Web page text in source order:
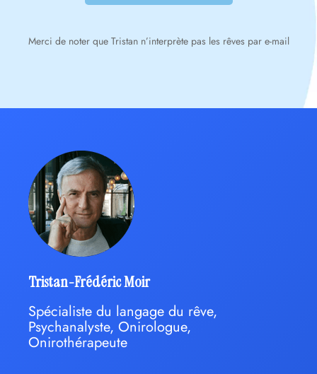
Merci de noter que Tristan n’interprète pas les rêves par e-mail
Tristan-Frédéric Moir
Spécialiste du langage du rêve,
Psychanalyste, Onirologue,
Onirothérapeute